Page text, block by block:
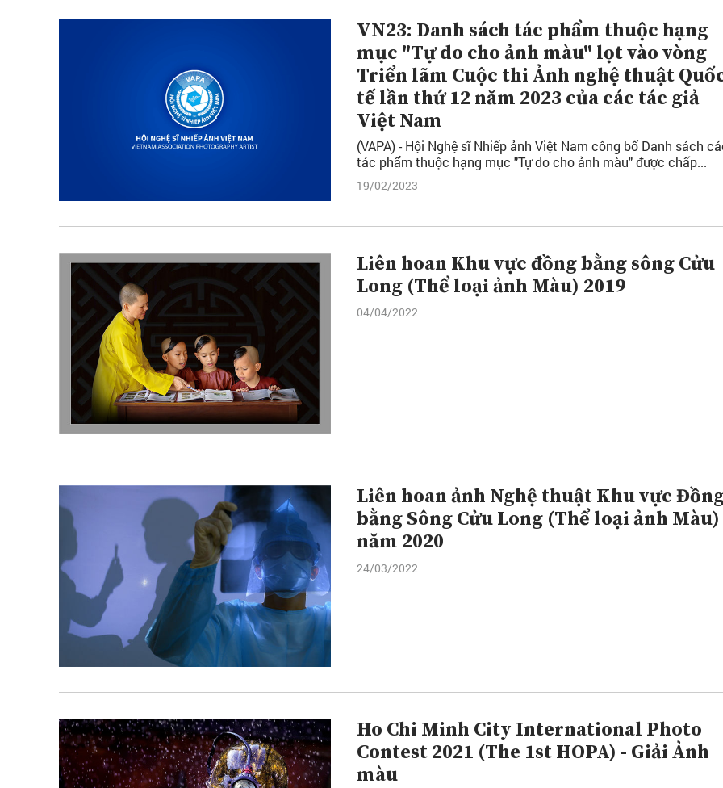
VN23: Danh sách tác phẩm thuộc hạng
mục "Tự do cho ảnh màu" lọt vào vòng
Triển lãm Cuộc thi Ảnh nghệ thuật
tế lần thứ 12 năm 2023 của các tác giả
Việt Nam
(VAPA) - Hội Nghệ sĩ Nhiếp ảnh Việt Nam công bố Danh sách
tác phẩm thuộc hạng mục "Tự do cho ảnh màu" được chấp...
19/02/2023
Liên hoan Khu vực đồng bằng sông Cửu
Long (Thể loại ảnh Màu) 2019
04/04/2022
Liên hoan ảnh Nghệ thuật Khu vực
bằng Sông Cửu Long (Thể loại ảnh Màu)
năm 2020
24/03/2022
Ho Chi Minh City International Photo
Contest 2021 (The 1st HOPA) - Giải Ảnh
màu